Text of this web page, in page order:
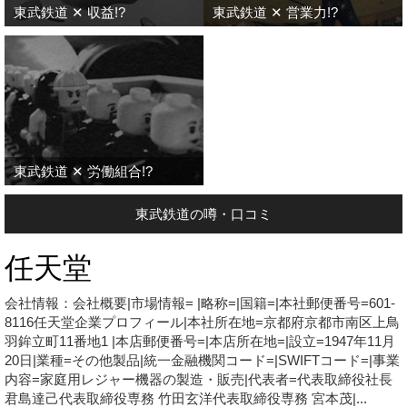
東武鉄道 ✕ 収益!? 東武鉄道 ✕ 営業力!?
東武鉄道 ✕ 労働組合!?
東武鉄道の噂・口コミ
任天堂
会社情報：会社概要|市場情報= |略称=|国籍=|本社郵便番号=601-
8116任天堂企業プロフィール|本社所在地=京都府京都市南区上鳥
羽鉾立町11番地1 |本店郵便番号=|本店所在地=|設立=1947年11月
20日|業種=その他製品|統一金融機関コード=|SWIFTコード=|事業
内容=家庭用レジャー機器の製造・販売|代表者=代表取締役社長
君島達己代表取締役専務 竹田玄洋代表取締役専務 宮本茂|...